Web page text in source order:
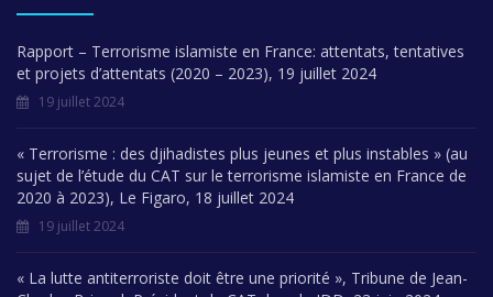
Rapport – Terrorisme islamiste en France: attentats, tentatives
et projets d’attentats (2020 – 2023), 19 juillet 2024
19 juillet 2024
« Terrorisme : des djihadistes plus jeunes et plus instables » (au
sujet de l’étude du CAT sur le terrorisme islamiste en France de
2020 à 2023), Le Figaro, 18 juillet 2024
19 juillet 2024
« La lutte antiterroriste doit être une priorité », Tribune de Jean-